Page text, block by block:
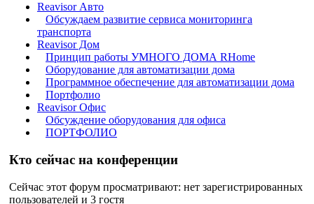
Reavisor Авто
Обсуждаем развитие сервиса мониторинга
транспорта
Reavisor Дом
Принцип работы УМНОГО ДОМА RHome
Оборудование для автоматизации дома
Программное обеспечение для автоматизации дома
Портфолио
Reavisor Офис
Обсуждение оборудования для офиса
ПОРТФОЛИО
Кто сейчас на конференции
Сейчас этот форум просматривают: нет зарегистрированных
пользователей и 3 гостя